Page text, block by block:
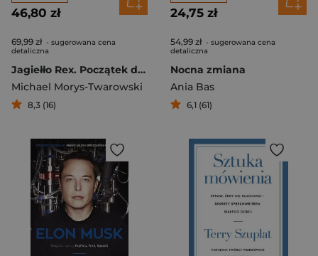
46,80 zł
69,99 zł - sugerowana cena
detaliczna
Jagiełło Rex. Początek dynastii
Michael Morys-Twarowski
8,3 (16)
24,75 zł
54,99 zł - sugerowana cena
detaliczna
Nocna zmiana
Ania Bas
6,1 (61)